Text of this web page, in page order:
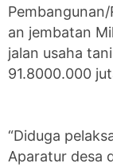
an jembatan
jalan usaha
91.8000.000
“Diduga
Aparatur desa